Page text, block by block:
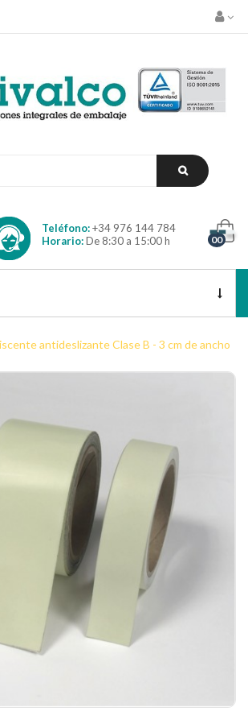
Teléfono:+34 976 144 784
Horario:De 8:30 a 15:00 h 00
antideslizante Clase B - 3 cm de ancho